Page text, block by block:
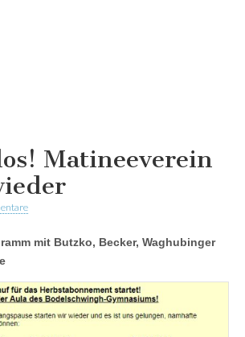
Matineeverein
mit Butzko, Becker, Waghubinger